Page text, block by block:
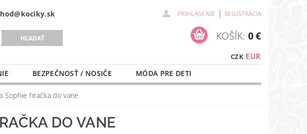
PRIHLÁSENIE | REGISTRÁCIA
CZK EUR
KOŠÍK: 0 €
BEZPEČNOSŤ / NOSIČE
MÓDA PRE DETI
PRE MAMIČKU
Sophie hračka do vane
DO VANE